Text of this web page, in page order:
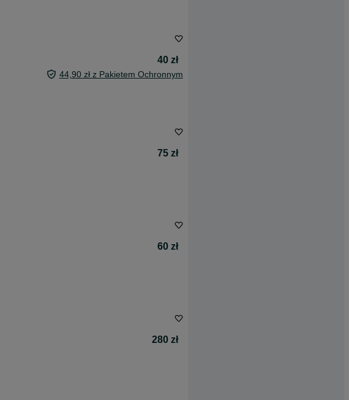
40 zł
44,90 zł z Pakietem Ochronnym
75 zł
60 zł
280 zł